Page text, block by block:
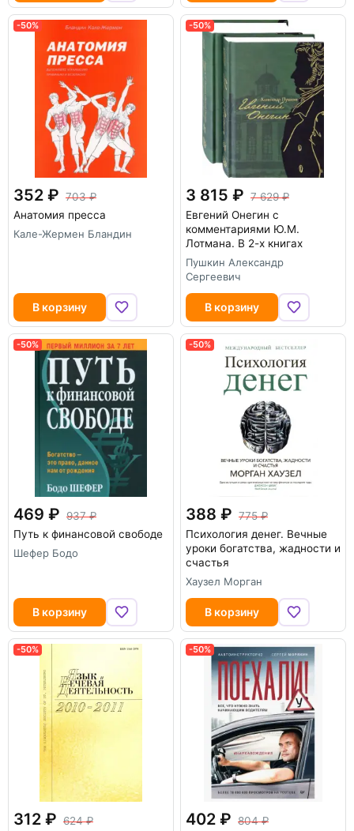
-50%
352
703
Анатомия пресса
Кале-Жермен Бландин
В корзину
-50%
3 815
7 629
Евгений Онегин с
комментариями Ю.М.
Лотмана. В 2-х книгах
Пушкин Александр
Сергеевич
В корзину
-50%
469
937
Путь к финансовой свободе
Шефер Бодо
В корзину
-50%
388
775
Психология денег. Вечные
уроки богатства, жадности и
счастья
Хаузел Морган
В корзину
-50%
312
624
-50%
402
804